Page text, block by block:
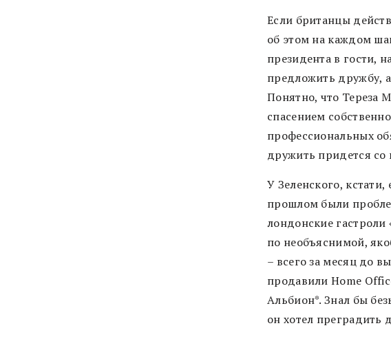
Если британцы
об этом на каждом
президента в гости,
предложить дружбу,
Понятно, что Тереза
спасением
профессиональных
дружить придется со
У Зеленского,
прошлом были
лондонские
по необъяснимой,
– всего за месяц до
продавили Home
Альбион*. Знал бы
он хотел преградить